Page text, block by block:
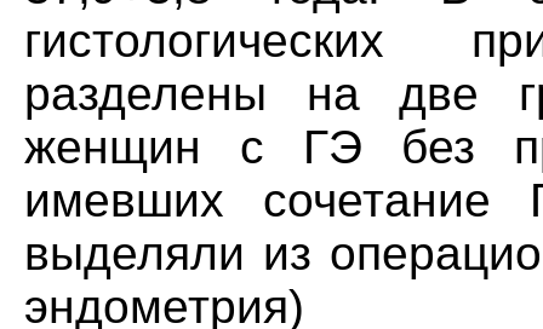
гистологических
разделены на две
женщин с ГЭ без
имевших
выделяли из
эндометрия)